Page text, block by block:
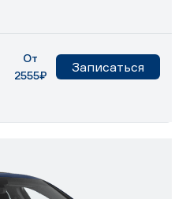
От
2555₽
Записаться